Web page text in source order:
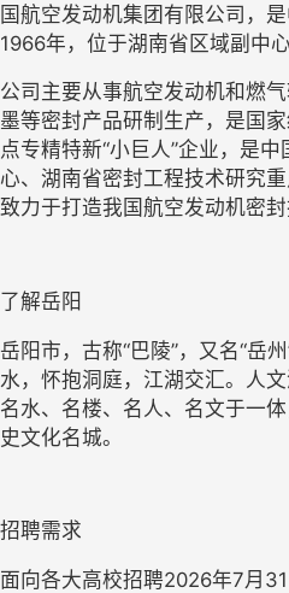
国航空发动机集团有限公司，
1966年，位于湖南省区域副中心
公司主要从事航空发动机和燃
墨等密封产品研制生产，是国
点专精特新“小巨人”企业，是
心、湖南省密封工程技术研究
致力于打造我国航空发动机密封
了解岳阳
岳阳市，古称“巴陵”，又名“岳
水，怀抱洞庭，江湖交汇。人
名水、名楼、名人、名文于一
史文化名城。
招聘需求
面向各大高校招聘2026年7月